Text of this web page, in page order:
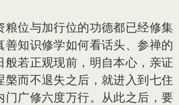
位与加行位的功德都已经修集
善知识修学如何看话头、参禅的
般若正观现前，明自本心，亲证
槃而不退失之后，就进入到七住
门广修六度万行。从此之后，要